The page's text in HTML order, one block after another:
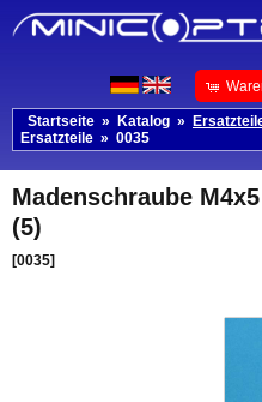
Startseite » Katalog »
Ersatzteile » 0035
Madenschraube
(5)
[0035]